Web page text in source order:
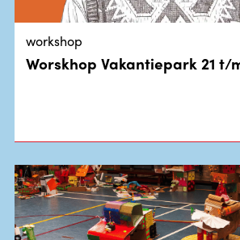
workshop
Worskhop Vakantiepark 21 t/